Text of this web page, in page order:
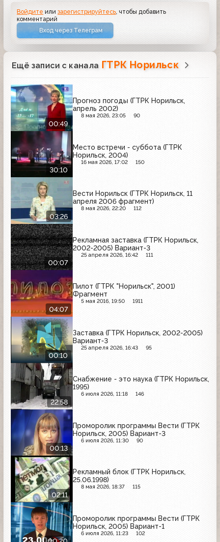
Войдите илизарегистрируйтесь , чтобы добавить
комментарий
Вход через Телеграм
Ещё записи с канала ГТРК Норильск
00:49
Прогноз погоды (ГТРК Норильск,
апрель 2002)
8 мая 2026, 23:05 90
30:10
Место встречи - суббота (ГТРК
Норильск, 2004)
16 мая 2026, 17:02 150
03:26
Вести Норильск (ГТРК Норильск, 11
апреля 2006 фрагмент)
8 мая 2026, 22:20 112
00:07
Рекламная заставка (ГТРК Норильск,
2002-2005) Вариант-3
25 апреля 2026, 16:42 111
04:07
Пилот (ГТРК "Норильск", 2001)
Фрагмент
5 мая 2016, 19:50 1911
00:10
Заставка (ГТРК Норильск, 2002-2005)
Вариант-3
25 апреля 2026, 16:43 95
22:58
Снабжение - это наука (ГТРК Норильск,
1995)
6 июля 2026, 11:18 146
00:13
Проморолик программы Вести (ГТРК
Норильск, 2005) Вариант-3
6 июля 2026, 11:30 90
02:11
Рекламный блок (ГТРК Норильск,
25.06.1998)
8 мая 2026, 18:37 115
Проморолик программы Вести (ГТРК
Норильск, 2005) Вариант-1
6 июля 2026, 11:23 102